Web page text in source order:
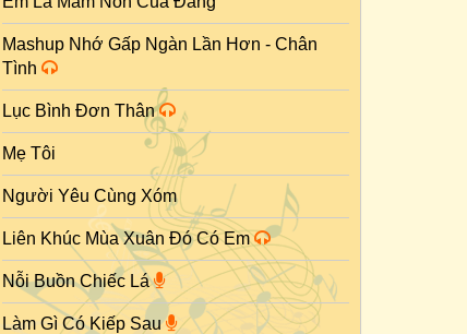
Mashup Nhớ Gấp Ngàn Lần Hơn - Chân
Tình
Lục Bình Đơn Thân
Mẹ Tôi
Người Yêu Cùng Xóm
Liên Khúc Mùa Xuân Đó Có Em
Nỗi Buồn Chiếc Lá
Làm Gì Có Kiếp Sau